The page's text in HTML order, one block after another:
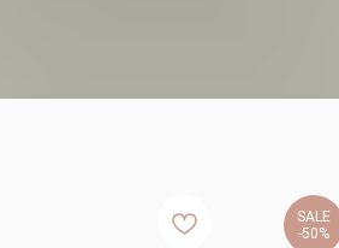
SALE
-50%